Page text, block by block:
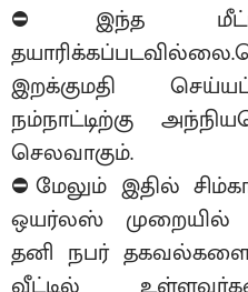
⛔️இந்த
இறக்குமதி
நம்நாட்டிற்கு
செலவாகும்.
⛔️மேலும் இதில்
ஒயர்லஸ் முறையில்
தனி நபர் தகவல்களை